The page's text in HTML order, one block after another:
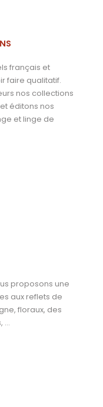
français et
faire qualitatif.
nos collections
éditons nos
et linge de
proposons une
aux reflets de
floraux, des
…